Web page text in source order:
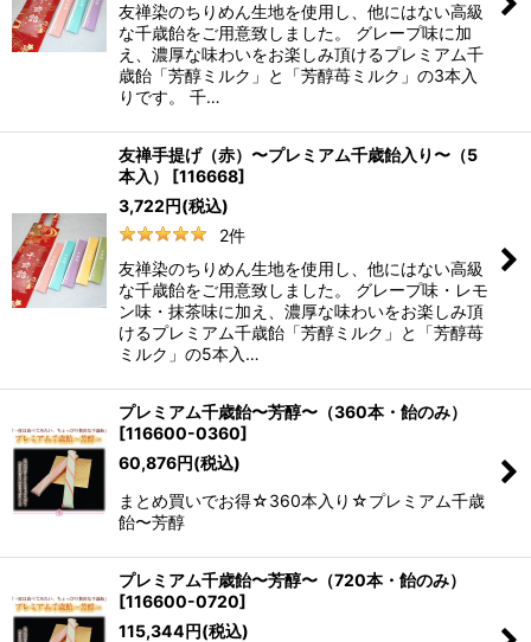
友禅染のちりめん生地を使用し、他にはない高級
な千歳飴をご用意致しました。 グレープ味に加
え、濃厚な味わいをお楽しみ頂けるプレミアム千
歳飴「芳醇ミルク」と「芳醇苺ミルク」の3本入
りです。 千…
友禅手提げ（赤）〜プレミアム千歳飴入り〜（5
本入）
[116668]
3,722円(税込)
2件
友禅染のちりめん生地を使用し、他にはない高級
な千歳飴をご用意致しました。 グレープ味・レモ
ン味・抹茶味に加え、濃厚な味わいをお楽しみ頂
けるプレミアム千歳飴「芳醇ミルク」と「芳醇苺
ミルク」の5本入…
プレミアム千歳飴〜芳醇〜（360本・飴のみ）
[116600-0360]
60,876円(税込)
まとめ買いでお得☆360本入り☆プレミアム千歳
飴〜芳醇
プレミアム千歳飴〜芳醇〜（720本・飴のみ）
[116600-0720]
115,344円(税込)